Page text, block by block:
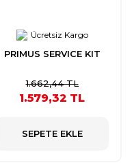
Ücretsiz Kargo
PRIMUS SERVICE KIT
1.662,44 TL
1.579,32 TL
SEPETE EKLE